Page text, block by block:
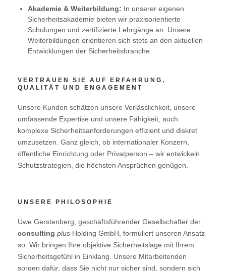
Akademie & Weiterbildung: In unserer eigenen
Sicherheitsakademie bieten wir praxisorientierte
Schulungen und zertifizierte Lehrgänge an. Unsere
Weiterbildungen orientieren sich stets an den aktuellen
Entwicklungen der Sicherheitsbranche.
VERTRAUEN SIE AUF ERFAHRUNG,
QUALITÄT UND ENGAGEMENT
Unsere Kunden schätzen unsere Verlässlichkeit, unsere
umfassende Expertise und unsere Fähigkeit, auch
komplexe Sicherheitsanforderungen effizient und diskret
umzusetzen. Ganz gleich, ob internationaler Konzern,
öffentliche Einrichtung oder Privatperson – wir entwickeln
Schutzstrategien, die höchsten Ansprüchen genügen.
UNSERE PHILOSOPHIE
Uwe Gerstenberg, geschäftsführender Gesellschafter der
consulting plus Holding GmbH, formuliert unseren Ansatz
so: Wir bringen Ihre objektive Sicherheitslage mit Ihrem
Sicherheitsgefühl in Einklang. Unsere Mitarbeitenden
sorgen dafür, dass Sie nicht nur sicher sind, sondern sich